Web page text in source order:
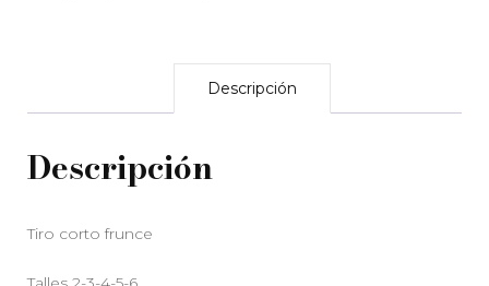
Descripción
Descripción
Tiro corto frunce